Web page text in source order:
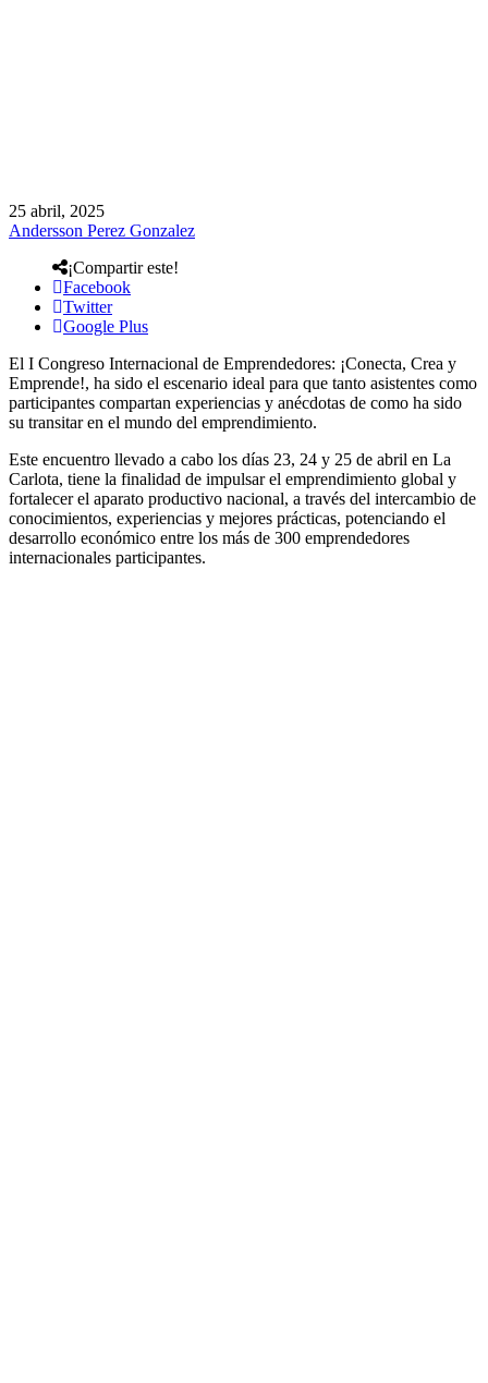
25 abril, 2025
Andersson Perez Gonzalez
¡Compartir este!
Facebook
Twitter
Google Plus
El I Congreso Internacional de Emprendedores: ¡Conecta, Crea y
Emprende!, ha sido el escenario ideal para que tanto asistentes como
participantes compartan experiencias y anécdotas de como ha sido
su transitar en el mundo del emprendimiento.
Este encuentro llevado a cabo los días 23, 24 y 25 de abril en La
Carlota, tiene la finalidad de impulsar el emprendimiento global y
fortalecer el aparato productivo nacional, a través del intercambio de
conocimientos, experiencias y mejores prácticas, potenciando el
desarrollo económico entre los más de 300 emprendedores
internacionales participantes.